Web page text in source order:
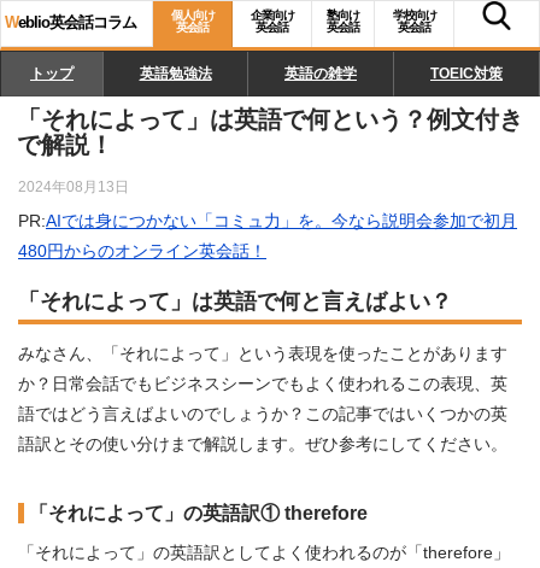
Weblio英会話コラム
個人向け
英会話
企業向け
英会話
塾向け
英会話
学校向け
英会話
トップ 英語勉強法 英語の雑学 TOEIC対策
「それによって」は英語で何という？例文付き
で解説！
2024年08月13日
PR:AIでは身につかない「コミュ力」を。今なら説明会参加で初月
480円からのオンライン英会話！
「それによって」は英語で何と言えばよい？
みなさん、「それによって」という表現を使ったことがあります
か？日常会話でもビジネスシーンでもよく使われるこの表現、英
語ではどう言えばよいのでしょうか？この記事ではいくつかの英
語訳とその使い分けまで解説します。ぜひ参考にしてください。
「それによって」の英語訳① therefore
「それによって」の英語訳としてよく使われるのが「therefore」